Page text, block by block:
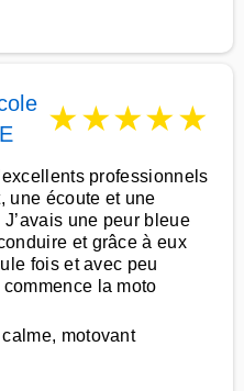
★★★★★
professionnels
une écoute et une
une peur bleue
et grâce à eux
fois et avec peu
la moto
motovant